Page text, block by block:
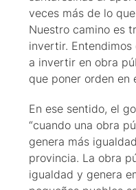
veces más de lo
Nuestro camino es
invertir.
a invertir en obra
que poner orden en
En ese sentido, el
“cuando una obra
genera más
provincia. La obra
igualdad y genera